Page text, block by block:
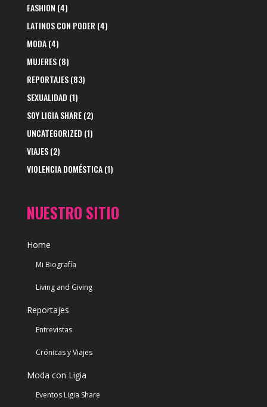
FASHION (4)
LATINOS CON PODER (4)
MODA(4)
MUJERES(8)
REPORTAJES(83)
SEXUALIDAD (1)
SOY LIGIA SHARE(2)
UNCATEGORIZED (1)
VIAJES(2)
VIOLENCIA DOMÉSTICA(1)
NUESTRO SITIO
Home
Mi Biografía
Living and Giving
Reportajes
Entrevistas
Crónicas y Viajes
Moda con Ligia
Eventos Ligia Share